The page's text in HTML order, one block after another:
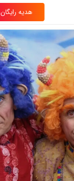
هدیه رایگان